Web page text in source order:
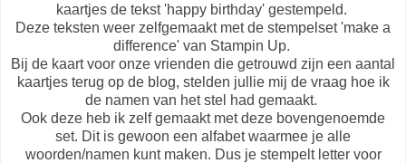
kaartjes de tekst 'happy birthday' gestempeld.
Deze teksten weer zelfgemaakt met de stempelset 'make a
difference' van Stampin Up.
Bij de kaart voor onze vrienden die getrouwd zijn een aantal
kaartjes terug op de blog, stelden jullie mij de vraag hoe ik
de namen van het stel had gemaakt.
Ook deze heb ik zelf gemaakt met deze bovengenoemde
set. Dit is gewoon een alfabet waarmee je alle
woorden/namen kunt maken. Dus je stempelt letter voor